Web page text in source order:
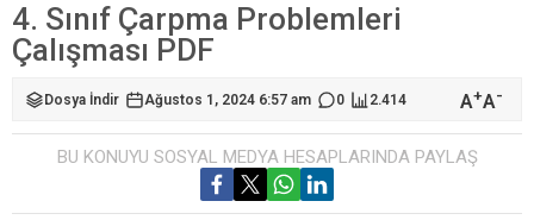
4. Sınıf Çarpma Problemleri
Çalışması PDF
Dosya İndir Ağustos 1, 2024 6:57 am 0 2.414 A+A-
BU KONUYU SOSYAL MEDYA HESAPLARINDA PAYLAŞ